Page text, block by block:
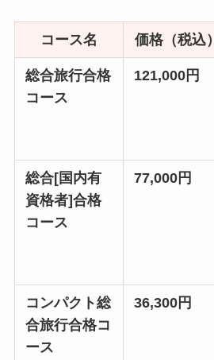
コース名 価格（税込）
総合旅行合格
コース
121,000円
総合[国内有
資格者]合格
コース
77,000円
コンパクト総
合旅行合格コ
ース
36,300円